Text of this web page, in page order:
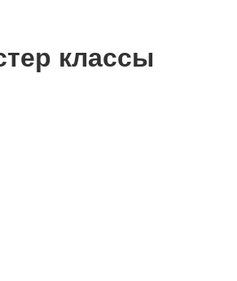
классы